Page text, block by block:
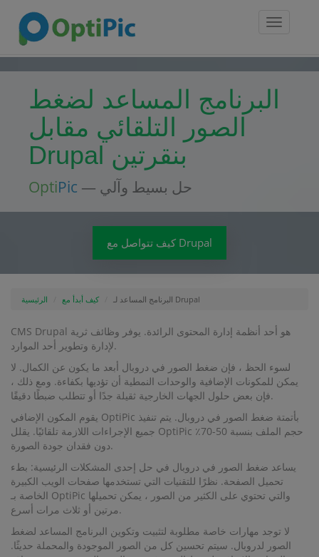
Toggle
البرنامج المساعد لضغط
الصور التلقائي مقابل
Drupal بنقرتين
OptiPic — حل بسيط وآلي
كيف تتواصل مع Drupal
الرئيسية كيف أبدأ مع البرنامج المساعد لـ Drupal
CMS Drupal هو أحد أنظمة إدارة المحتوى الرائدة. يوفر وظائف ثرية
لإدارة وتطوير أحد الموارد.
لسوء الحظ ، فإن ضغط الصور في دروبال أبعد ما يكون عن الكمال. لا
يمكن للمكونات الإضافية والوحدات النمطية أن تؤديها بكفاءة. ومع ذلك ،
فإن بعض حلول الجهات الخارجية ثقيلة جدًا أو تتطلب ضبطًا دقيقًا.
يقوم المكون الإضافي OptiPic بأتمتة ضغط الصور في دروبال. يتم تنفيذ
جميع الإجراءات اللازمة تلقائيًا. يقلل OptiPic حجم الملف بنسبة 50-70٪
دون فقدان جودة الصورة.
يساعد ضغط الصور في دروبال في حل إحدى المشكلات الرئيسية: بطء
تحميل الصفحة. نظرًا للتقنيات التي تستخدمها صفحات الويب الكبيرة
الخاصة بـ OptiPic والتي تحتوي على الكثير من الصور ، يمكن تحميلها
مرتين أو ثلاث مرات أسرع.
لا توجد مهارات خاصة مطلوبة لتثبيت وتكوين البرنامج المساعد لضغط
الصور لدروبال. سيتم تحسين كل من الصور الموجودة والمحملة حديثًا.